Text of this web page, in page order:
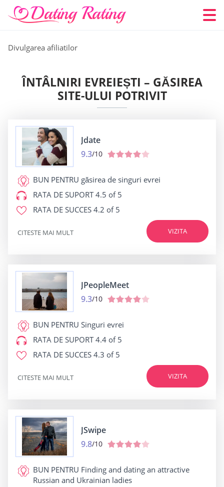
Divulgarea afiliatilor
ÎNTÂLNIRI EVREIEȘTI – GĂSIREA
SITE-ULUI POTRIVIT
Jdate
9.3/10
BUN PENTRU găsirea de singuri evrei
RATA DE SUPORT4.5 of 5
RATA DE SUCCES 4.2 of 5
VIZITA
CITESTE MAI MULT
JPeopleMeet
9.3/10
BUN PENTRU Singuri evrei
RATA DE SUPORT4.4 of 5
RATA DE SUCCES 4.3 of 5
VIZITA
CITESTE MAI MULT
JSwipe
9.8/10
BUN PENTRU Finding and dating an attractive
Russian and Ukrainian ladies